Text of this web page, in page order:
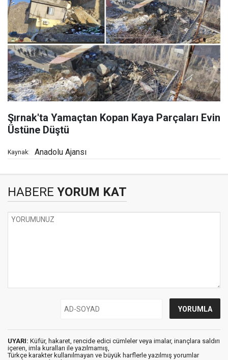
Şırnak'ta Yamaçtan Kopan Kaya Parçaları Evin
Üstüne Düştü
Kaynak: Anadolu Ajansı
HABERE YORUM KAT
UYARI: Küfür, hakaret, rencide edici cümleler veya imalar, inançlara saldırı
içeren, imla kuralları ile yazılmamış,
Türkçe karakter kullanılmayan ve büyük harflerle yazılmış yorumlar